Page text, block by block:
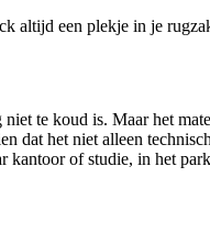
altijd een plekje in je
te koud is. Maar het
dat het niet alleen
kantoor of studie, in het